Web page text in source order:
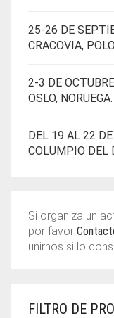
25-26 DE
CRACOVIA,
2-3 DE
OSLO, NORUEGA.
DEL 19 AL 22
COLUMPIO DEL
Si organiza un
por favor
unirnos si lo
FILTRO DE